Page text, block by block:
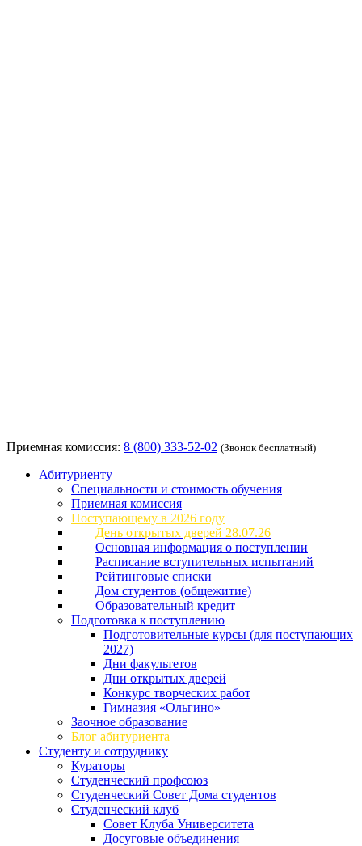
Приемная комиссия: 8 (800) 333-52-02 (Звонок бесплатный)
Абитуриенту
Специальности и стоимость обучения
Приемная комиссия
Поступающему в 2026 году
День открытых дверей 28.07.26
Основная информация о поступлении
Расписание вступительных испытаний
Рейтинговые списки
Дом студентов (общежитие)
Образовательный кредит
Подготовка к поступлению
Подготовительные курсы (для поступающих
2027)
Дни факультетов
Дни открытых дверей
Конкурс творческих работ
Гимназия «Ольгино»
Заочное образование
Блог абитуриента
Студенту и сотруднику
Кураторы
Студенческий профсоюз
Студенческий Совет Дома студентов
Студенческий клуб
Совет Клуба Университета
Досуговые объединения